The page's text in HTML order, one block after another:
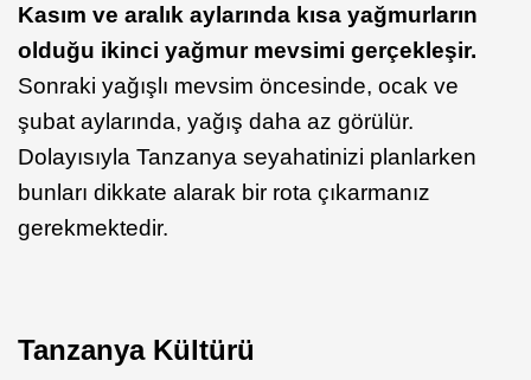
Kasım ve aralık aylarında kısa yağmurların
olduğu ikinci yağmur mevsimi gerçekleşir.
Sonraki yağışlı mevsim öncesinde, ocak ve
şubat aylarında, yağış daha az görülür.
Dolayısıyla Tanzanya seyahatinizi planlarken
bunları dikkate alarak bir rota çıkarmanız
gerekmektedir.
Tanzanya Kültürü